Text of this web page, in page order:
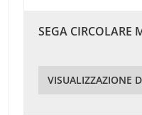
SEGA CIRCOLARE
VISUALIZZAZIONE